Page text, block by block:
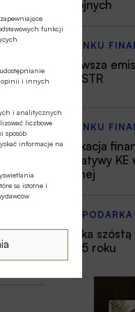
funkcji
opinii i innych
i analitycznych
liczbowe
sposób
informacje na
są istotne i
zbrojnych
Z RYNKU
Pierwsza
POLSTR
Z RYNKU
Edukacja
inicjatywy
unijnej
GOSPODARKA
Polska
2025 roku